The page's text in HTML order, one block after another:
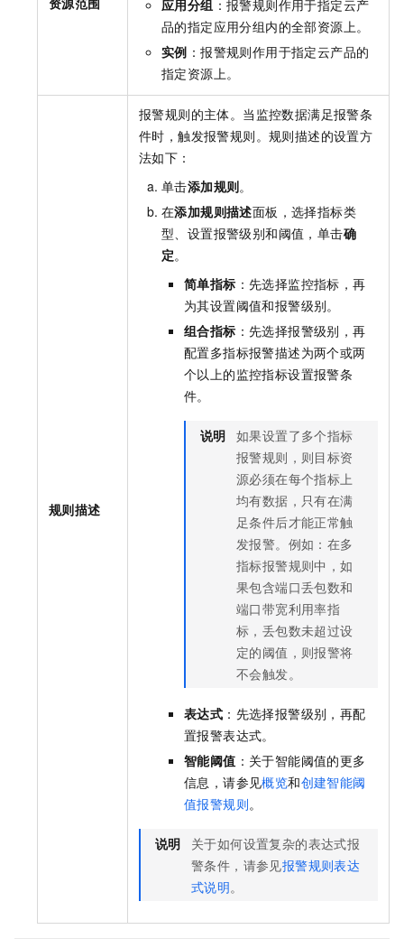
应用分组 ：报警规则作用于指定云产
品的指定应用分组内的全部资源上。
实例 ：报警规则作用于指定云产品的
指定资源上。
规则描述
报警规则的主体。当监控数据满足报警条
件时，触发报警规则。规则描述的设置方
法如下：
单击添加规则。
在添加规则描述面板，选择指标类
型、设置报警级别和阈值，单击确
定。
简单指标 ：先选择监控指标，再
为其设置阈值和报警级别。
组合指标 ：先选择报警级别，再
配置多指标报警描述为两个或两
个以上的监控指标设置报警条
件。
说明 如果设置了多个指标
报警规则，则目标资
源必须在每个指标上
均有数据，只有在满
足条件后才能正常触
发报警。例如：在多
指标报警规则中，如
果包含端口丢包数和
端口带宽利用率指
标，丢包数未超过设
定的阈值，则报警将
不会触发。
表达式 ：先选择报警级别，再配
置报警表达式。
智能阈值 ：关于智能阈值的更多
信息，请参见概览和创建智能阈
值报警规则。
说明
关于如何设置复杂的表达式报
警条件，请参见报警规则表达
式说明。